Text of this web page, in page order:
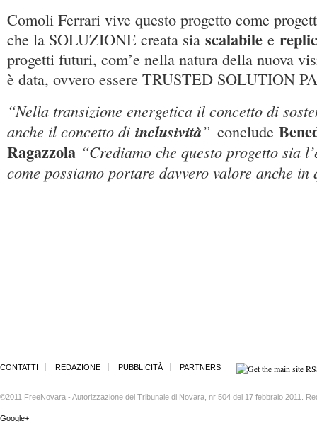
Comoli Ferrari vive questo progetto come
che la SOLUZIONE creata sia scalabile e
progetti futuri, com’e nella natura della nuova
è data, ovvero essere TRUSTED SOLUTION
“Nella transizione energetica il concetto di
anche il concetto di inclusività” conclude
Ragazzola “Crediamo che questo progetto sia
come possiamo portare davvero valore anche in
CONTATTI REDAZIONE PUBBLICITÀ PARTNERS
©2011 FreeNovara - Autorizzazione del Tribunale di Novara, nr 504 del 17 febbraio 2011.
Google+